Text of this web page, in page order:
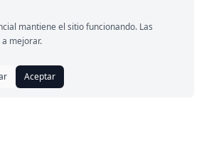
mantiene el sitio funcionando. Las
mejorar.
Aceptar